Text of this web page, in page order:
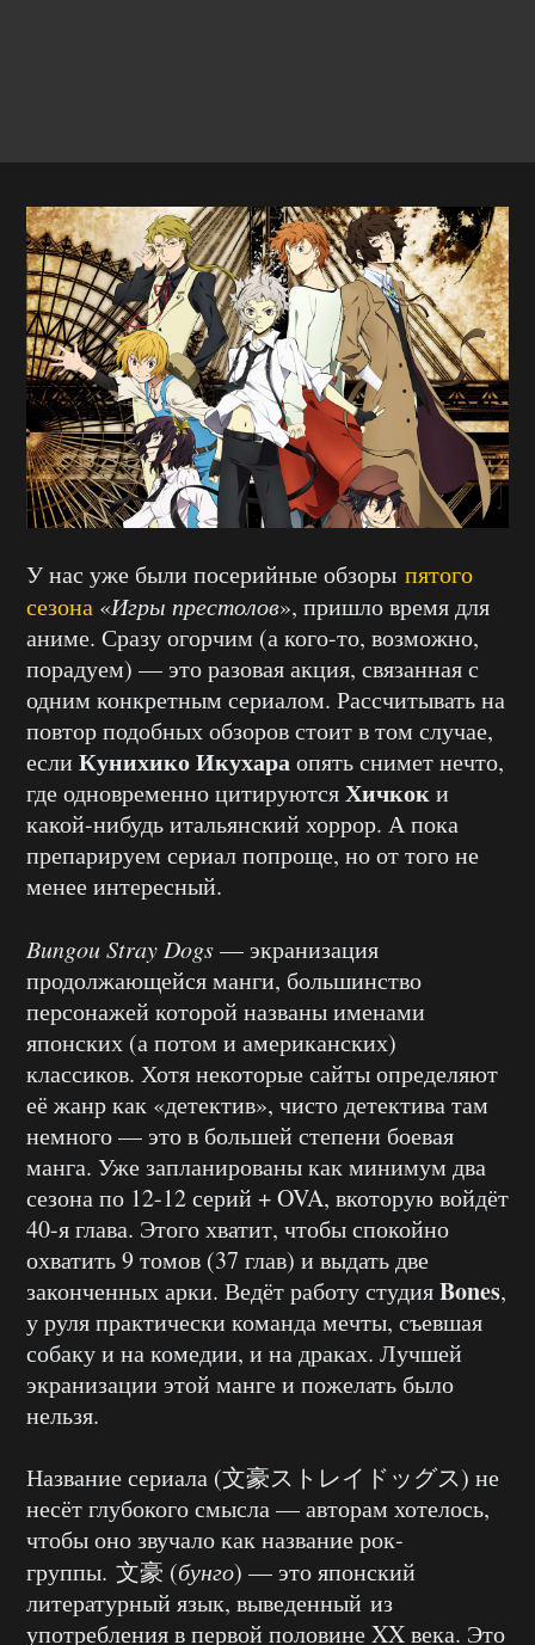
У нас уже были посерийные обзоры пятого
сезона «Игры престолов», пришло время для
аниме. Сразу огорчим (а кого-то, возможно,
порадуем) — это разовая акция, связанная с
одним конкретным сериалом. Рассчитывать на
повтор подобных обзоров стоит в том случае,
если Кунихико Икухараопять снимет нечто,
где одновременно цитируютсяХичкоки
какой-нибудь итальянский хоррор. А пока
препарируем сериал попроще, но от того не
менее интересный.
Bungou Stray Dogs— экранизация
продолжающейся манги, большинство
персонажей которой названы именами
японских (а потом и американских)
классиков. Хотя некоторые сайты определяют
её жанр как «детектив», чисто детектива там
немного — это в большей степени боевая
манга. Уже запланированы как минимум два
сезона по 12-12 серий + OVA, вкоторую войдёт
40-я глава. Этого хватит, чтобы спокойно
охватить 9 томов (37 глав) и выдать две
законченных арки. Ведёт работу студияBones,
у руля практически команда мечты, съевшая
собаку и на комедии, и на драках. Лучшей
экранизации этой манге и пожелать было
нельзя.
Название сериала (文豪ストレイドッグス) не
несёт глубокого смысла — авторам хотелось,
чтобы оно звучало как название рок-
группы. 文豪 (бунго) — это японский
литературный язык, выведенный из
употребления в первой половине XX века. Это